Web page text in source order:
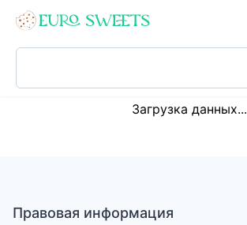
Loading...
Загрузка данных...
Правовая информация